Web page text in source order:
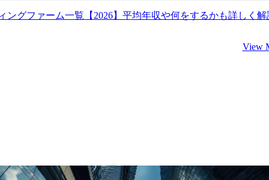
ングファーム一覧【2026】平均年収や何をするかも詳しく解
View